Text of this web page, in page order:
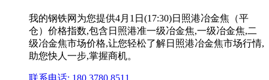
我的钢铁网为您提供4月1日(17:30)日照港冶金焦（平
仓）价格指数,包含日照港准一级冶金焦,一级冶金焦,二
级冶金焦市场价格,让您轻松了解日照港冶金焦市场行情,
助您快人一步,掌握商机。